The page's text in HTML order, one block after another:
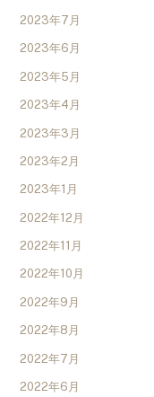
2023年7月
2023年6月
2023年5月
2023年4月
2023年3月
2023年2月
2023年1月
2022年12月
2022年11月
2022年10月
2022年9月
2022年8月
2022年7月
2022年6月